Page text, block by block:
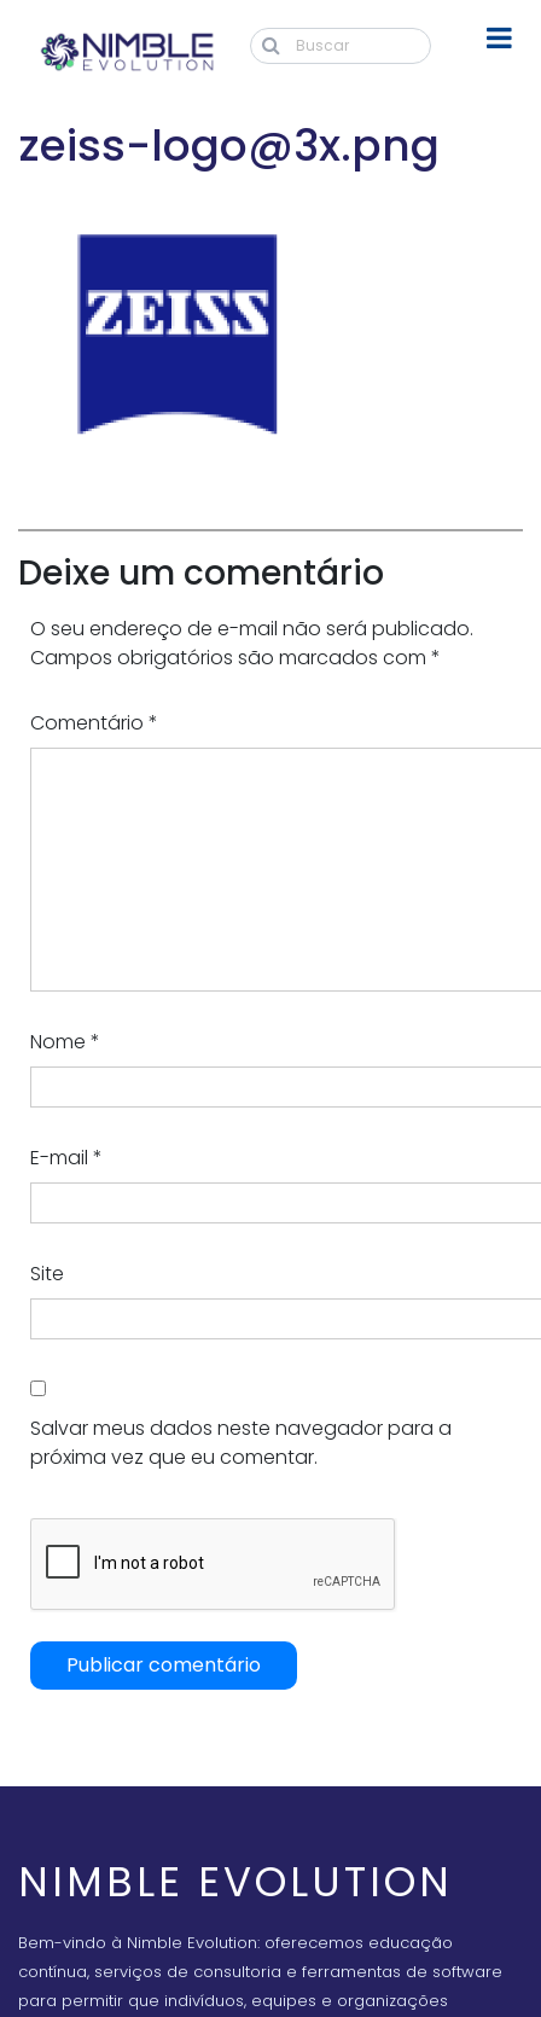
zeiss-logo@3x.png
Deixe um comentário
O seu endereço de e-mail não será publicado.
Campos obrigatórios são marcados com *
Comentário *
Nome *
E-mail *
Site
Salvar meus dados neste navegador para a
próxima vez que eu comentar.
NIMBLE EVOLUTION
Bem-vindo à Nimble Evolution: oferecemos educação
contínua, serviços de consultoria e ferramentas de software
para permitir que indivíduos, equipes e organizações